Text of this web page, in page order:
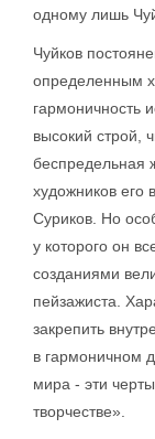
одному лишь
Чуйков
определенным
гармоничность
высокий строй,
беспредельная
художников его
Суриков. Но
у которого он
созданиями
пейзажиста.
закрепить
в гармоничном
мира - эти
творчестве».